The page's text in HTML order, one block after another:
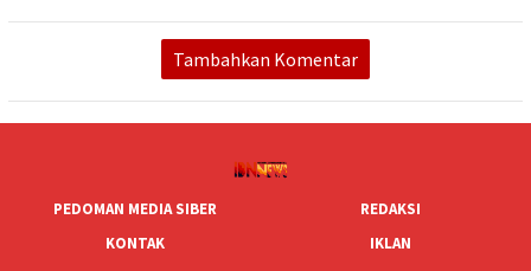
Tambahkan Komentar
PEDOMAN MEDIA SIBER
REDAKSI
KONTAK
IKLAN